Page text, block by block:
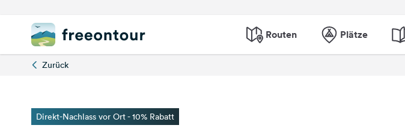
Routen Plätze
Zurück
Direkt-Nachlass vor Ort - 10% Rabatt